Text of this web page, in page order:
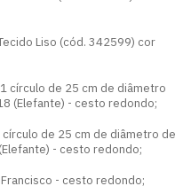
Liso (cód. 342599) cor
círculo de 25 cm de diâmetro
(Elefante) - cesto redondo;
de 25 cm de diâmetro de
- cesto redondo;
- cesto redondo;